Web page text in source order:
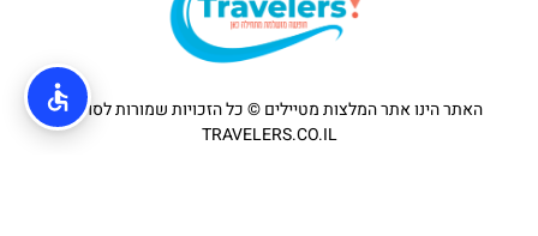
האתר הינו אתר המלצות מטיילים © כל הזכויות שמורות לסוכנות
TRAVELERS.CO.IL